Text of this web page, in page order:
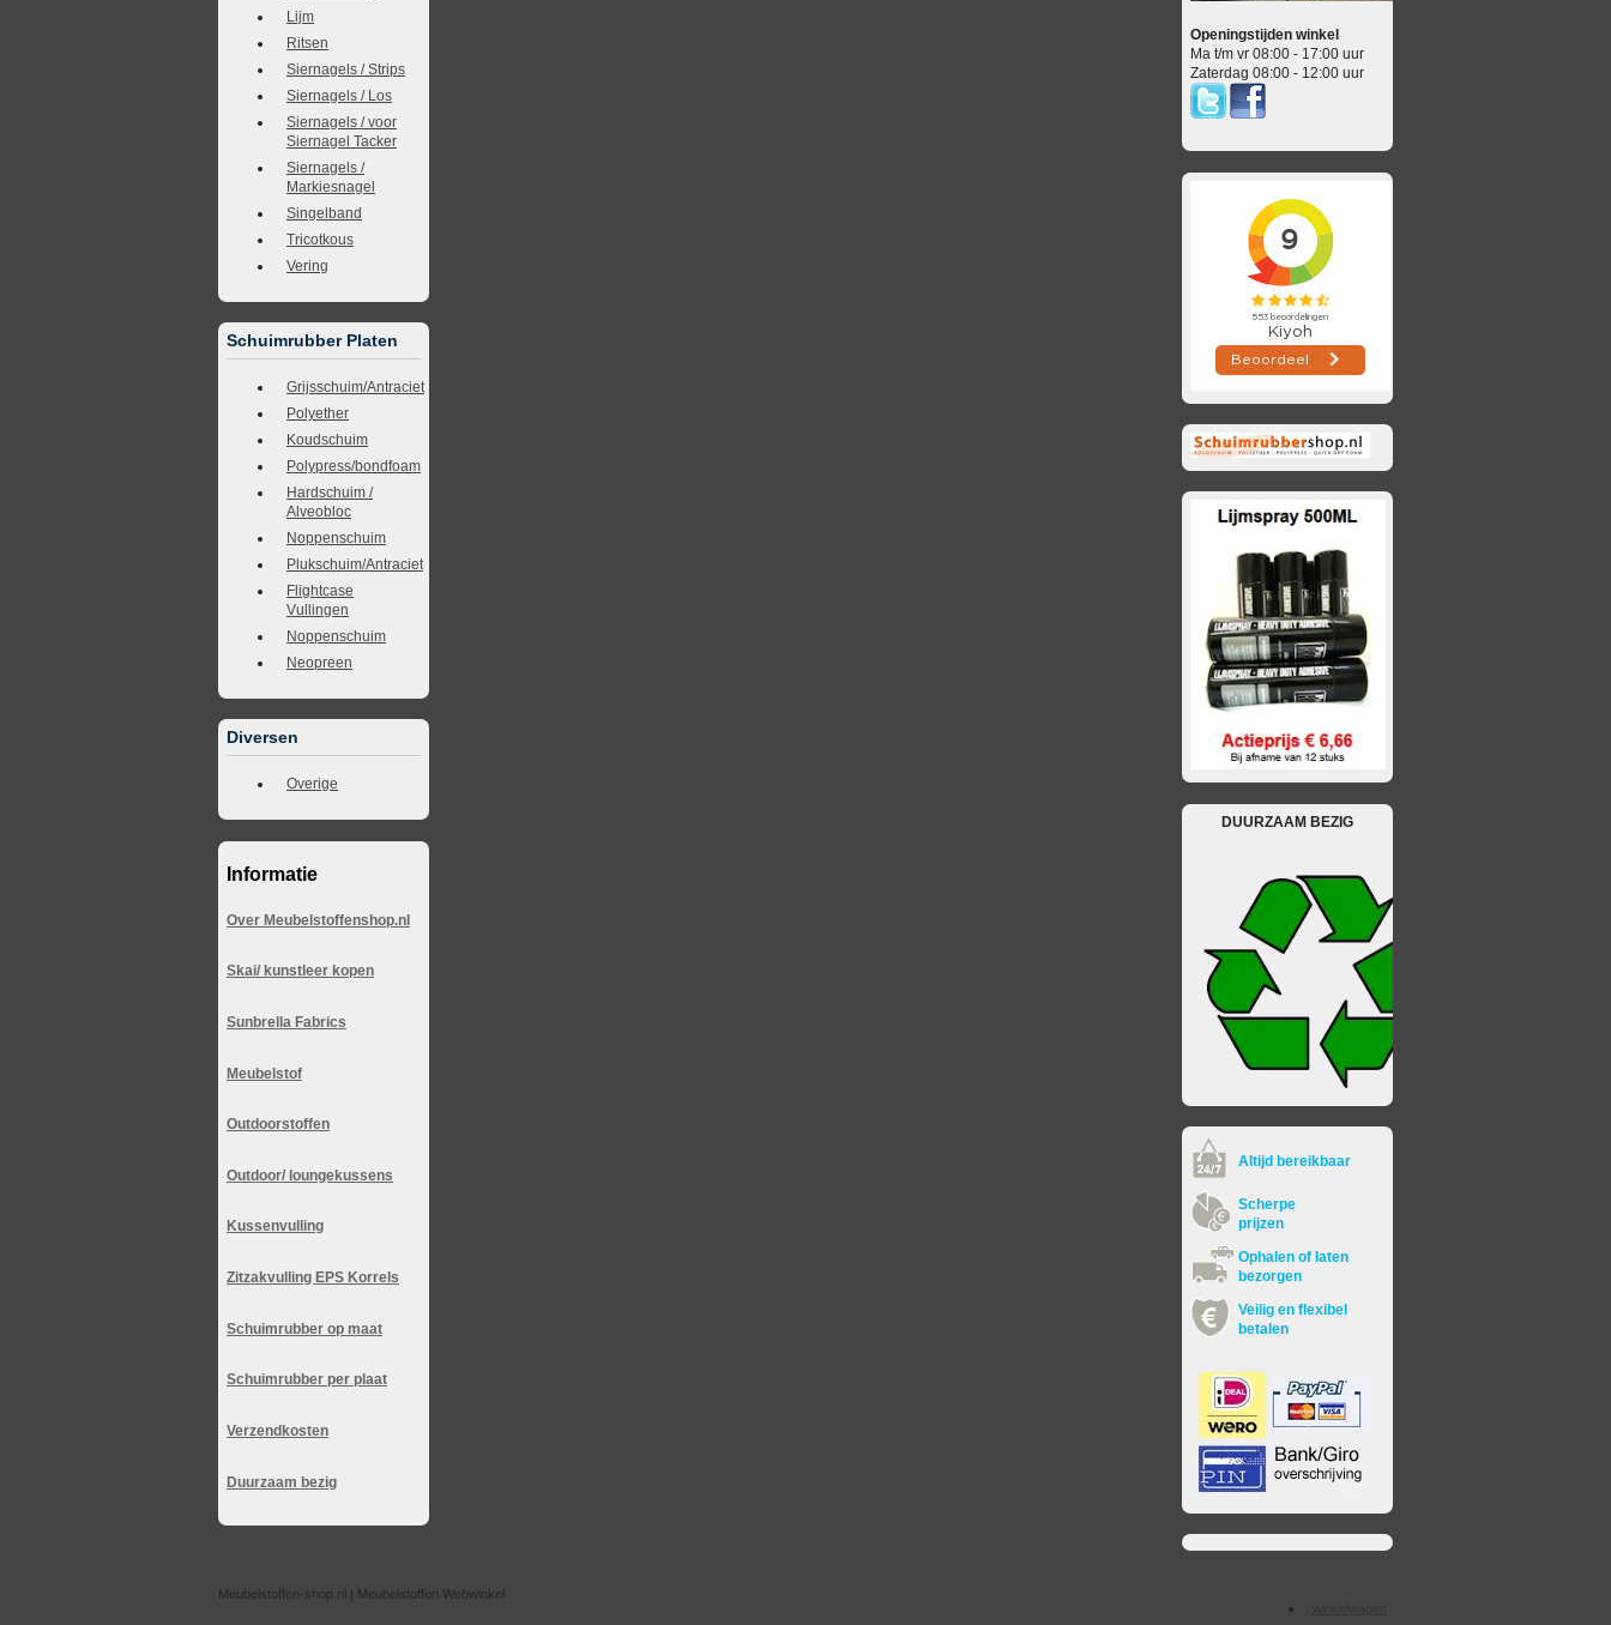
Lijm
Ritsen
Siernagels / Strips
Siernagels / Los
Siernagels / voor
Siernagel Tacker
Siernagels /
Markiesnagel
Singelband
Tricotkous
Vering
Schuimrubber Platen
Grijsschuim/Antraciet
Polyether
Koudschuim
Polypress/bondfoam
Hardschuim /
Alveobloc
Noppenschuim
Plukschuim/Antraciet
Flightcase
Vullingen
Noppenschuim
Neopreen
Diversen
Overige
Informatie
Over Meubelstoffenshop.nl
Skai/ kunstleer kopen
Sunbrella Fabrics
Meubelstof
Outdoorstoffen
Outdoor/ loungekussens
Kussenvulling
Zitzakvulling EPS Korrels
Schuimrubber op maat
Schuimrubber per plaat
Verzendkosten
Duurzaam bezig
Openingstijden winkel
Ma t/m vr 08:00 - 17:00 uur
Zaterdag 08:00 - 12:00 uur
DUURZAAM BEZIG
Altijd bereikbaar
Scherpe
prijzen
Ophalen of laten
bezorgen
Veilig en flexibel
betalen
Meubelstoffen-shop.nl | Meubelstoffen Webwinkel